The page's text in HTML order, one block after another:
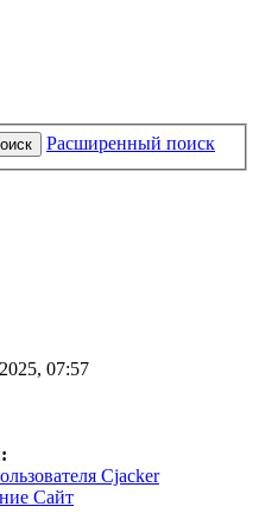
Расширенный поиск
07:57
Cjacker
Сайт